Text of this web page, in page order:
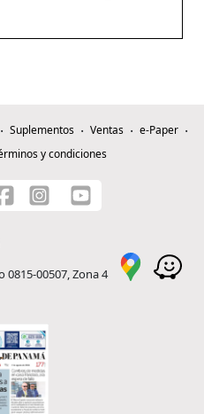
Suplementos Ventas
e-Paper
y condiciones
0815-00507, Zona 4